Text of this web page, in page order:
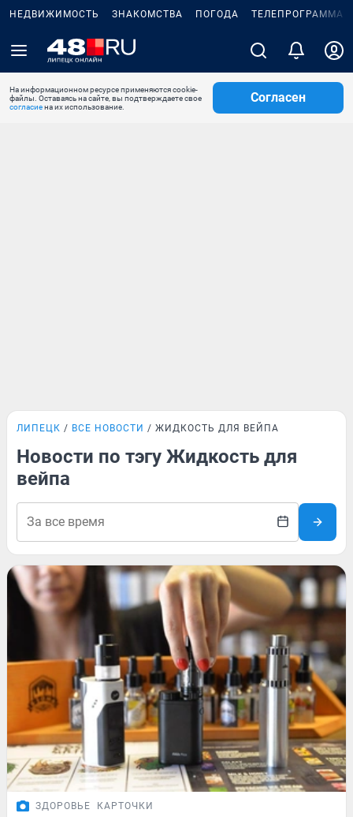
НЕДВИЖИМОСТЬ ЗНАКОМСТВА ПОГОДА ТЕЛЕПРОГРАММА
На информационном ресурсе применяются cookie-
файлы. Оставаясь на сайте, вы подтверждаете свое
согласиена их использование.
Согласен
ЛИПЕЦК ВСЕ НОВОСТИ ЖИДКОСТЬ ДЛЯ ВЕЙПА
Новости по тэгу Жидкость для
вейпа
ЗДОРОВЬЕ КАРТОЧКИ